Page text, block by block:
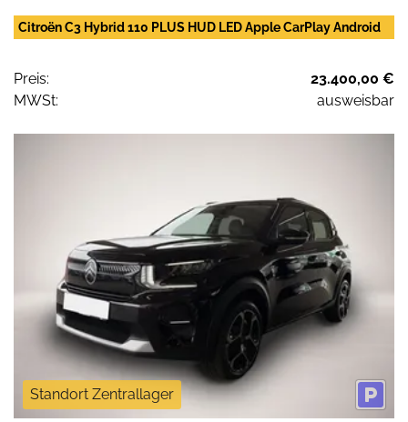
Citroën C3 Hybrid 110 PLUS HUD LED Apple CarPlay Android
Preis:
23.400,00 €
MWSt:
ausweisbar
Standort Zentrallager